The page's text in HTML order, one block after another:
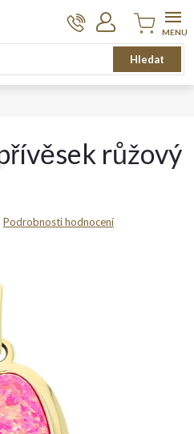
Hledat
Nákupní
košík
růžový
Podrobnosti hodnocení